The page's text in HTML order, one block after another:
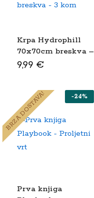
Krpa Hydrophill
70x70cm breskva –
3 kom
9,99 €
-24%
Prva knjiga
BRZA DOSTAVA!